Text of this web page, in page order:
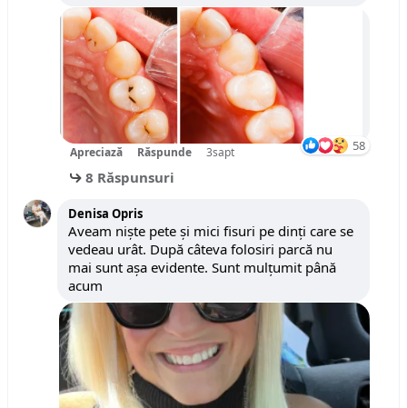
Apreciază Răspunde 3sapt 58
8 Răspunsuri
Denisa Opris
Aveam niște pete și mici fisuri pe dinți care se
vedeau urât. După câteva folosiri parcă nu
mai sunt așa evidente. Sunt mulțumit până
acum